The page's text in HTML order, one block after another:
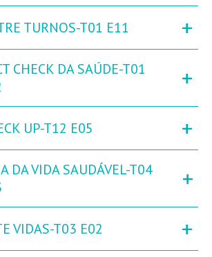
TURNOS-T01 E11 +
CHECK DA SAÚDE-T01
+
UP-T12 E05 +
DA VIDA SAUDÁVEL-T04
+
VIDAS-T03 E02 +